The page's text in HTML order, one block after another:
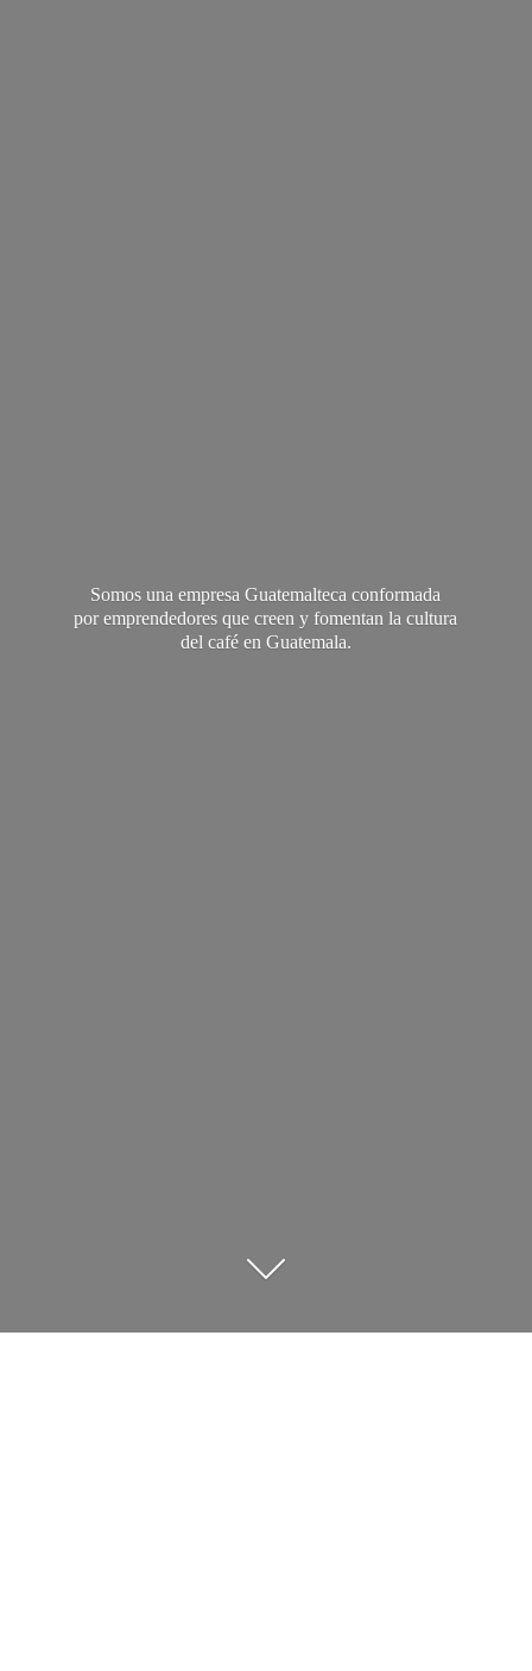
Somos una empresa Guatemalteca conformada
por emprendedores que creen y fomentan la cultura
del café en Guatemala.